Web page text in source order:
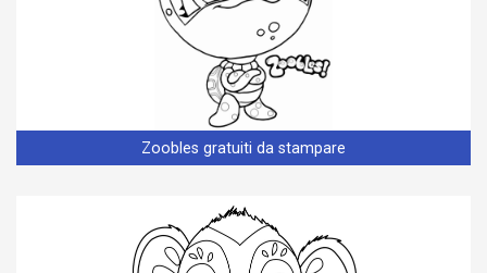
Zoobles gratuiti da stampare